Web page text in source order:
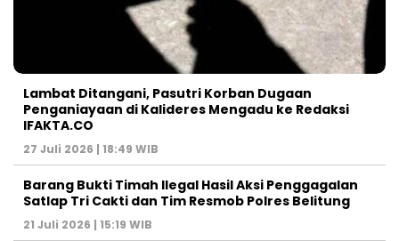
Lambat Ditangani, Pasutri Korban Dugaan
Penganiayaan di Kalideres Mengadu ke Redaksi
IFAKTA.CO
27 Juli 2026 | 18:49 WIB
Barang Bukti Timah Ilegal Hasil Aksi Penggagalan
Satlap Tri Cakti dan Tim Resmob Polres Belitung
21 Juli 2026 | 15:19 WIB